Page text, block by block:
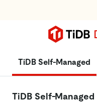
TiDB Self-Managed
TiDB Self-Managed